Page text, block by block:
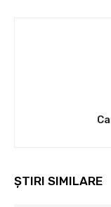
ȘTIRI SIMILARE